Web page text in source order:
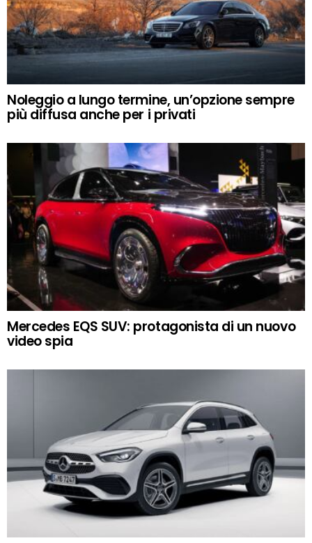
Noleggio a lungo termine, un’opzione sempre
più diffusa anche per i privati
Mercedes EQS SUV: protagonista di un nuovo
video spia